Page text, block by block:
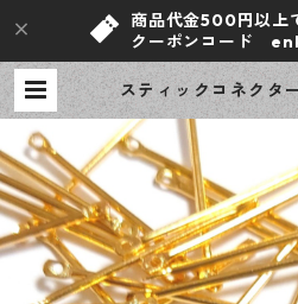
商品代金500円以上
クーポンコード
スティックコネクタ
カン ゴールド 100本
ザインパーツ 【en